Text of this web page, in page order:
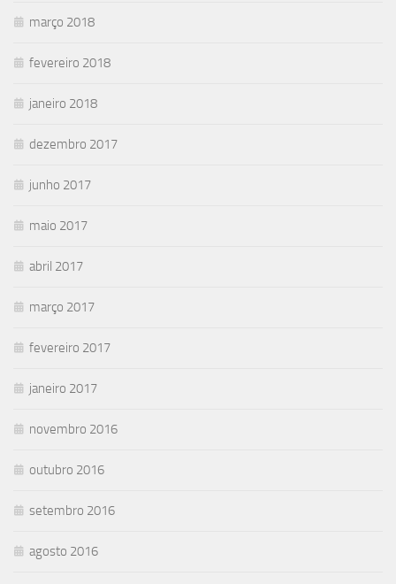
março 2018
fevereiro 2018
janeiro 2018
dezembro 2017
junho 2017
maio 2017
abril 2017
março 2017
fevereiro 2017
janeiro 2017
novembro 2016
outubro 2016
setembro 2016
agosto 2016